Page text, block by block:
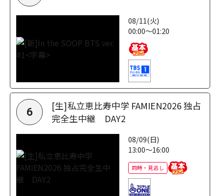
08/11(火)
00:00～01:20
6
[生]私立恵比寿中学 FAMIEN2026 独占
完全生中継 DAY2
08/09(日)
13:00～16:00
同時・見逃し